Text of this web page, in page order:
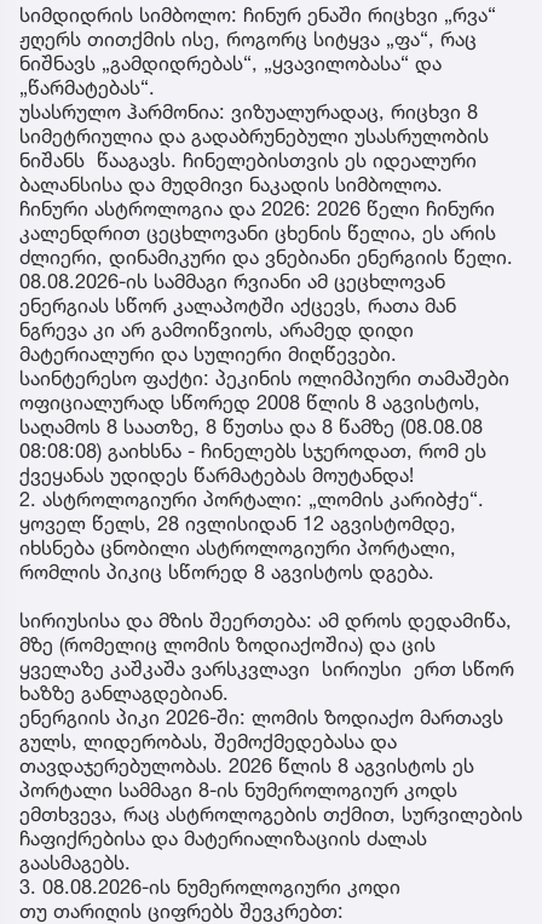
სიმდიდრის სიმბოლო: ჩინურ ენაში რიცხვი „რვა“
ჟღერს თითქმის ისე, როგორც სიტყვა „ფა“, რაც
ნიშნავს „გამდიდრებას“, „ყვავილობასა“ და
„წარმატებას“.
უსასრულო ჰარმონია: ვიზუალურადაც, რიცხვი 8
სიმეტრიულია და გადაბრუნებული უსასრულობის
ნიშანს წააგავს. ჩინელებისთვის ეს იდეალური
ბალანსისა და მუდმივი ნაკადის სიმბოლოა.
ჩინური ასტროლოგია და 2026: 2026 წელი ჩინური
კალენდრით ცეცხლოვანი ცხენის წელია, ეს არის
ძლიერი, დინამიკური და ვნებიანი ენერგიის წელი.
08.08.2026-ის სამმაგი რვიანი ამ ცეცხლოვან
ენერგიას სწორ კალაპოტში აქცევს, რათა მან
ნგრევა კი არ გამოიწვიოს, არამედ დიდი
მატერიალური და სულიერი მიღწევები.
საინტერესო ფაქტი: პეკინის ოლიმპიური თამაშები
ოფიციალურად სწორედ 2008 წლის 8 აგვისტოს,
საღამოს 8 საათზე, 8 წუთსა და 8 წამზე (08.08.08
08:08:08) გაიხსნა - ჩინელებს სჯეროდათ, რომ ეს
ქვეყანას უდიდეს წარმატებას მოუტანდა!
2. ასტროლოგიური პორტალი: „ლომის კარიბჭე“.
ყოველ წელს, 28 ივლისიდან 12 აგვისტომდე,
იხსნება ცნობილი ასტროლოგიური პორტალი,
რომლის პიკიც სწორედ 8 აგვისტოს დგება.
სირიუსისა და მზის შეერთება: ამ დროს დედამიწა,
მზე (რომელიც ლომის ზოდიაქოშია) და ცის
ყველაზე კაშკაშა ვარსკვლავი სირიუსი ერთ სწორ
ხაზზე განლაგდებიან.
ენერგიის პიკი 2026-ში: ლომის ზოდიაქო მართავს
გულს, ლიდერობას, შემოქმედებასა და
თავდაჯერებულობას. 2026 წლის 8 აგვისტოს ეს
პორტალი სამმაგი 8-ის ნუმეროლოგიურ კოდს
ემთხვევა, რაც ასტროლოგების თქმით, სურვილების
ჩაფიქრებისა და მატერიალიზაციის ძალას
გაასმაგებს.
3. 08.08.2026-ის ნუმეროლოგიური კოდი
თუ თარიღის ციფრებს შევკრებთ: